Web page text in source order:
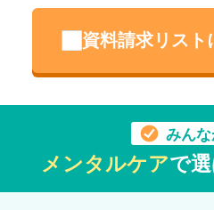
資料請求リスト
みんな
メンタルケアで